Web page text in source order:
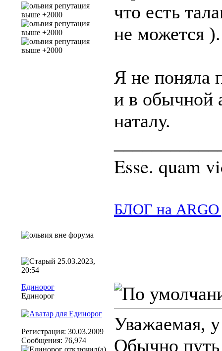
что есть
не можется ).
Я не
и в обычной
наталу.
Esse. quam
БЛОГ на
25.03.2023,
20:54
Единорог
Единорог
Регистрация: 30.03.2009
Сообщения: 76,974
Уважаемая,
Обычно путь